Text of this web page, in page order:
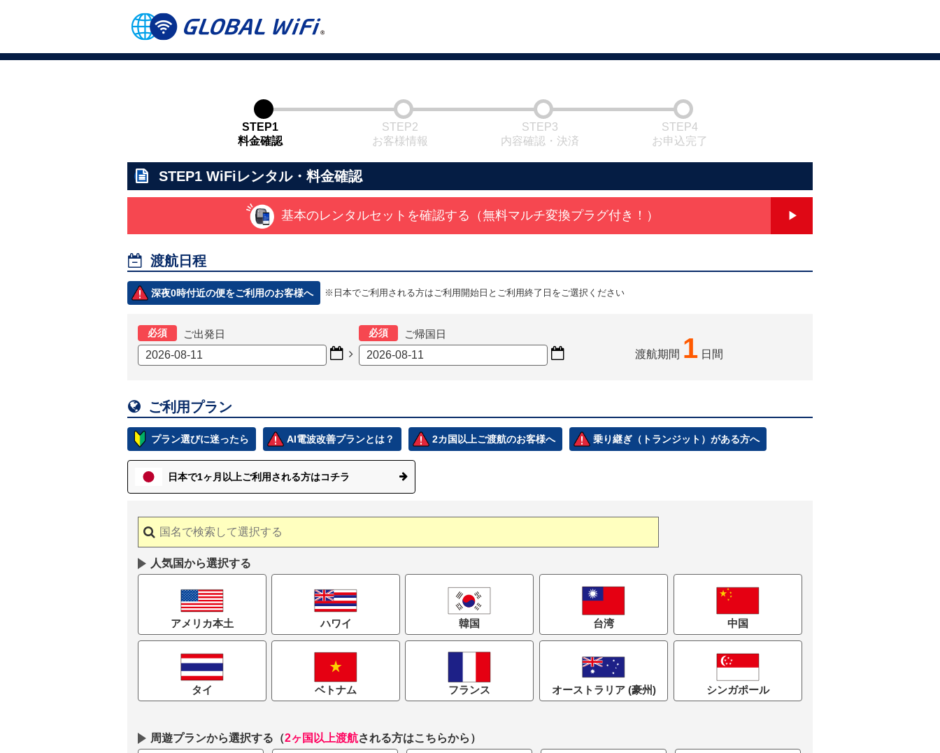
STEP1
料金確認
STEP2
お客様情報
STEP3
内容確認・決済
STEP4
お申込完了
STEP1 WiFiレンタル・料金確認
基本のレンタルセットを確認する（無料マルチ変換プラグ付き！）
 渡航日程
深夜0時付近の便をご利用のお客様へ ※日本でご利用される方はご利用開始日とご利用終了日をご選択ください
必須 ご出発日
 
必須 ご帰国日
 渡航期間 1 日間
 ご利用プラン
プラン選びに迷ったら AI電波改善プランとは？ 2カ国以上ご渡航のお客様へ 乗り継ぎ（トランジット）がある方へ
日本で1ヶ月以上ご利用される方はコチラ
人気国から選択する
アメリカ本土 ハワイ 韓国 台湾 中国
タイ ベトナム フランス オーストラリア (豪州) シンガポール
周遊プランから選択する （2ヶ国以上渡航される方はこちらから）